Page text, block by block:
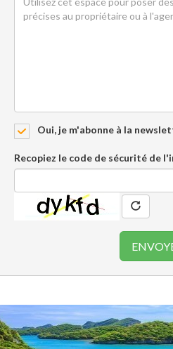
Oui, je m'abonne à la
Recopiez le code de sécurité de